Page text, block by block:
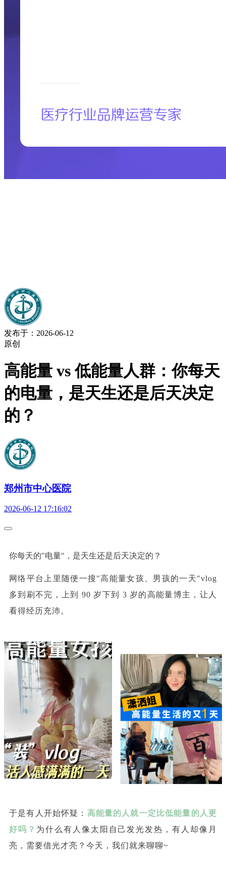
发布于：2026-06-12
原创
高能量 vs 低能量人群：你每天
的电量，是天生还是后天决定
的？
郑州市中心医院
2026-06-12 17:16:02
你每天的"电量"，是天生还是后天决定的？
网络平台上里随便一搜"高能量女孩、男孩的一天"vlog
多到刷不完，上到 90 岁下到 3 岁的高能量博主，让人
看得经历充沛。
于是有人开始怀疑： 高能量的人就一定比低能量的人更
好吗？ 为什么有人像太阳自己发光发热，有人却像月
亮，需要借光才亮？今天，我们就来聊聊~